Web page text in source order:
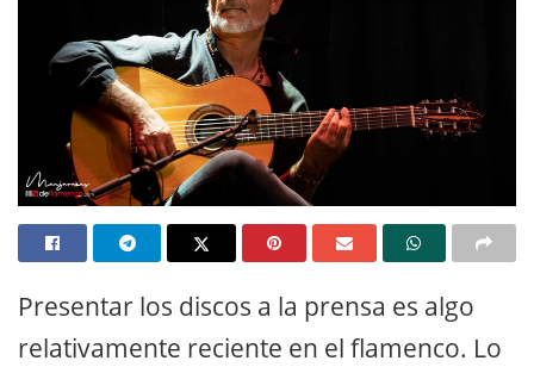
Presentar los discos a la prensa es algo
relativamente reciente en el flamenco. Lo